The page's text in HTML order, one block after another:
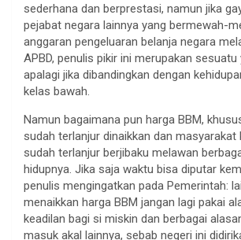
sederhana dan berprestasi, namun jika
pejabat negara lainnya yang bermewah-
anggaran pengeluaran belanja negara
APBD, penulis pikir ini merupakan
apalagi jika dibandingkan dengan
kelas bawah.
Namun bagaimana pun harga BBM,
sudah terlanjur dinaikkan dan masyarakat
sudah terlanjur berjibaku melawan
hidupnya. Jika saja waktu bisa diputar
penulis mengingatkan pada Pemerintah:
menaikkan harga BBM jangan lagi pakai
keadilan bagi si miskin dan berbagai
masuk akal lainnya, sebab negeri ini